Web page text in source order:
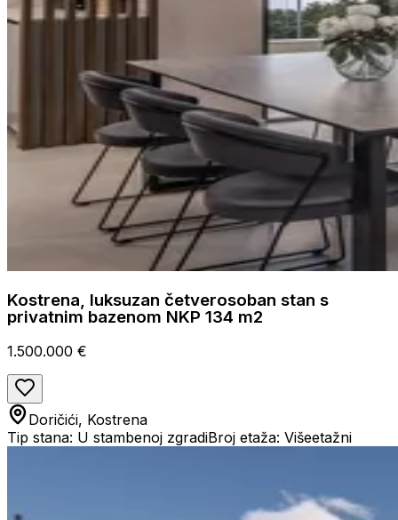
Kostrena, luksuzan četverosoban stan s
privatnim bazenom NKP 134 m2
1.500.000 €
Doričići, Kostrena
Tip stana: U stambenoj zgradiBroj etaža: Višeetažni